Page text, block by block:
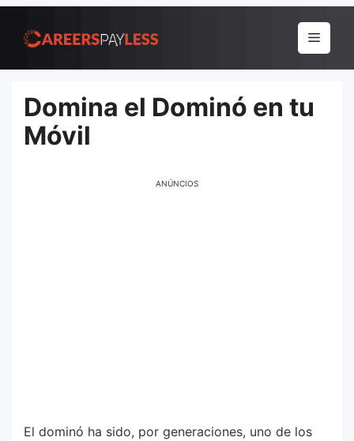
para
conteúdo
Menu
Domina el Dominó en tu
Móvil
ANÚNCIOS
El dominó ha sido, por generaciones, uno de los